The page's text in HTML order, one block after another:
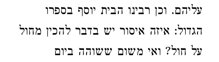
עליהם. וכן רבינו הבית יוסף בספרו
הגדול: איזה איסור יש בדבר להכין מחול
על חול? ואי משום ששוהה ביום